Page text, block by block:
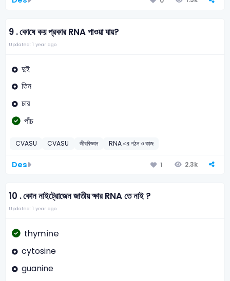
9 .কোষে কয় প্রকার RNA পাওয়া যায়?
Updated: 1 year ago
দুই
তিন
চার
পাঁচ
CVASU CVASU জীববিজ্ঞান RNA এর গঠন ও কাজ
Des 1 2.3k
10 .কোন নাইট্রোজেন জাতীয় ক্ষার RNA তে নাই ?
Updated: 1 year ago
thymine
cytosine
guanine